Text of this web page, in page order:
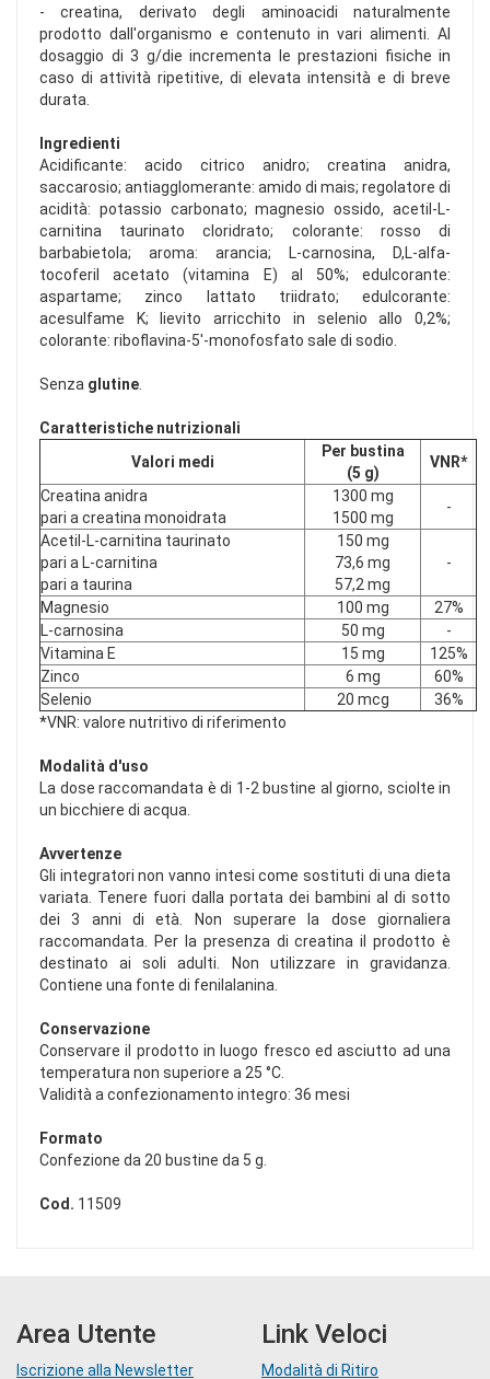
- creatina, derivato degli aminoacidi naturalmente
prodotto dall'organismo e contenuto in vari alimenti. Al
dosaggio di 3 g/die incrementa le prestazioni fisiche in
caso di attività ripetitive, di elevata intensità e di breve
durata.
Ingredienti
Acidificante: acido citrico anidro; creatina anidra,
saccarosio; antiagglomerante: amido di mais; regolatore di
acidità: potassio carbonato; magnesio ossido, acetil-L-
carnitina taurinato cloridrato; colorante: rosso di
barbabietola; aroma: arancia; L-carnosina, D,L-alfa-
tocoferil acetato (vitamina E) al 50%; edulcorante:
aspartame; zinco lattato triidrato; edulcorante:
acesulfame K; lievito arricchito in selenio allo 0,2%;
colorante: riboflavina-5'-monofosfato sale di sodio.
Senza glutine
Caratteristiche nutrizionali
Valori medi
Per bustina
(5 g)
VNR*
Creatina anidra
pari a creatina monoidrata
1300 mg
1500 mg
-
Acetil-L-carnitina taurinato
pari a L-carnitina
pari a taurina
150 mg
73,6 mg
57,2 mg
-
Magnesio 100 mg
27%
L-carnosina
50 mg
-
Vitamina E
15 mg
125%
Zinco
6 mg
60%
Selenio
20 mcg
36%
*VNR: valore nutritivo di riferimento
Modalità d'uso
La dose raccomandata è di 1-2 bustine al giorno, sciolte in
un bicchiere di acqua.
Avvertenze
Gli integratori non vanno intesi come sostituti di una dieta
variata. Tenere fuori dalla portata dei bambini al di sotto
dei 3 anni di età. Non superare la dose giornaliera
raccomandata. Per la presenza di creatina il prodotto è
destinato ai soli adulti. Non utilizzare in gravidanza.
Contiene una fonte di fenilalanina.
Conservazione
Conservare il prodotto in luogo fresco ed asciutto ad una
temperatura non superiore a 25 °C.
Validità a confezionamento integro: 36 mesi
Formato
Confezione da 20 bustine da 5 g.
Cod. 11509
Area Utente
Iscrizione alla Newsletter
Link Veloci
Modalità di Ritiro